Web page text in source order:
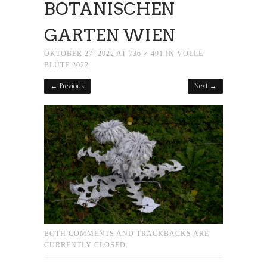
BOTANISCHEN
GARTEN WIEN
OKTOBER 27, 2022 AT 736 × 491 IN VOLLE
BLÜTE 2022
← Previous Next →
BOTH COMMENTS AND TRACKBACKS ARE
CURRENTLY CLOSED.